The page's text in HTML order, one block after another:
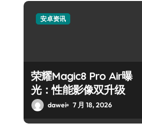
安卓资讯
荣耀Magic8 Pro Air曝
光：性能影像双升级
dawei 7 月 18, 2026